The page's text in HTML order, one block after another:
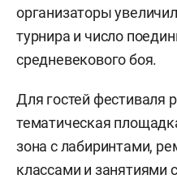
организаторы
турнира и число
средневекового боя.
Для гостей фестиваля
тематическая
зона с лабиринтами,
классами и занятиями